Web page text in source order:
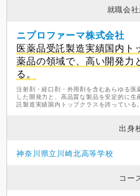
就職会
ニプロファーマ株式会社
医薬品受託製造実績国内ト
薬品の領域で、高い開発力
る。
注射剤・経口剤・外用剤を含むあらゆる
した開発力と、高品質な製品を安定的に
託製造実績国内トップクラスを誇っている。
出身
神奈川県立川崎北高等学校
コー